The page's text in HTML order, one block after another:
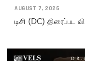
AUGUST 7, 2026
டிசி (DC) திரைப்பட